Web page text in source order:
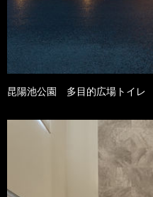
昆陽池公園 多目的広場トイレ